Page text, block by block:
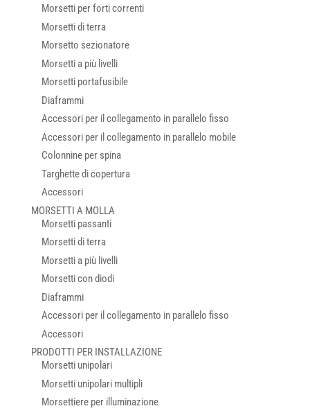
Morsetti per forti correnti
Morsetti di terra
Morsetto sezionatore
Morsetti a più livelli
Morsetti portafusibile
Diaframmi
Accessori per il collegamento in parallelo fisso
Accessori per il collegamento in parallelo mobile
Colonnine per spina
Targhette di copertura
Accessori
MORSETTI A MOLLA
Morsetti passanti
Morsetti di terra
Morsetti a più livelli
Morsetti con diodi
Diaframmi
Accessori per il collegamento in parallelo fisso
Accessori
PRODOTTI PER INSTALLAZIONE
Morsetti unipolari
Morsetti unipolari multipli
Morsettiere per illuminazione